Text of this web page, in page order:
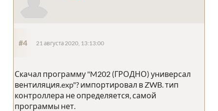
#4 21 августа 2020, 13:13:00
Скачал программу "M202 (ГРОДНО) универсал
вентиляция.exp"? импортировал в ZWB. тип
контроллера не определяется, самой
программы нет.